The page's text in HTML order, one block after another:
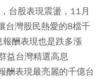
台股表現震盪，11月
台灣股民熱愛的8檔千
酬表現也是跌多漲
益台灣精選高息
酬表現最亮麗的千億台